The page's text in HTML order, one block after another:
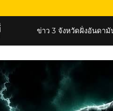
ข่าว 3 จังหวัดฝั่งอันดามั